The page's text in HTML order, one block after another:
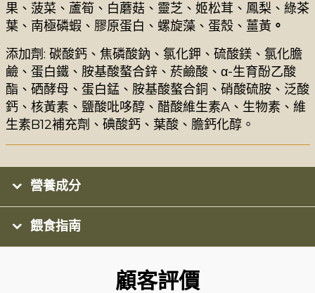
果、菠菜、蘆筍、白蘑菇、靈芝、 姬松茸 、鳳梨、綠茶
葉、南極磷蝦、 膠原蛋白、螺旋藻、蛋殼、薑黃。
添加劑: 碳酸鈣、焦磷酸鈉、氯化鉀、硫酸鎂、氯化膽
鹼、蛋白鐵、胺基酸螯合鋅、菸鹼酸、 α-生育酚乙酸
酯、 硒酵母 、蛋白錳、胺基酸螯合銅、硝酸硫胺、泛酸
鈣、核黃素、鹽酸吡哆醇、 醋酸維生素A、生物素、 維
生素B12補充劑 、碘酸鈣、葉酸、膽鈣化醇。
營養成分
餵食指南
顧客評價